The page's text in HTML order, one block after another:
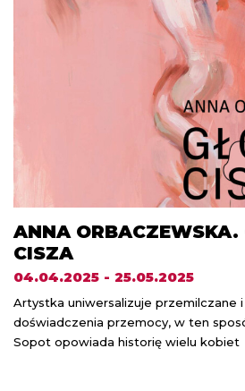
ANNA ORBACZEWSKA.
CISZA
04.04.2025 - 25.05.2025
Artystka uniwersalizuje przemilczane
doświadczenia przemocy, w ten
Sopot opowiada historię wielu kobiet